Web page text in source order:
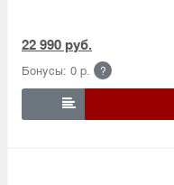
22 990 руб.
Бонусы: 0 р. ?
